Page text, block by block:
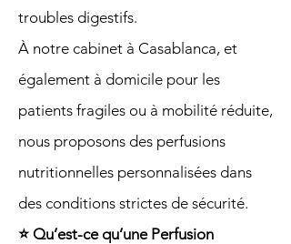
troubles digestifs.
À notre cabinet à Casablanca, et
également à domicile pour les
patients fragiles ou à mobilité réduite,
nous proposons des perfusions
nutritionnelles personnalisées dans
des conditions strictes de sécurité.
⭐ Qu’est-ce qu’une Perfusion